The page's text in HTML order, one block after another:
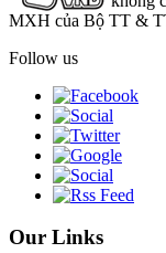
MXH của Bộ TT &
Follow us
Our Links